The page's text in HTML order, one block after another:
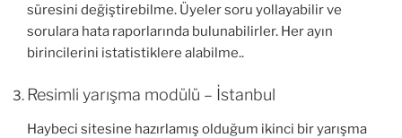
süresini değiştirebilme. Üyeler soru yollayabilir ve
sorulara hata raporlarında bulunabilirler. Her ayın
birincilerini istatistiklere alabilme..
Resimli yarışma modülü – İstanbul
Haybeci sitesine hazırlamış olduğum ikinci bir yarışma